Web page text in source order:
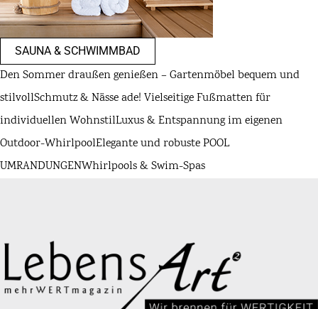
SAUNA & SCHWIMMBAD
Den Sommer draußen genießen – Gartenmöbel bequem und
stilvollSchmutz & Nässe ade! Vielseitige Fußmatten für
individuellen WohnstilLuxus & Entspannung im eigenen
Outdoor-WhirlpoolElegante und robuste POOL
UMRANDUNGENWhirlpools & Swim-Spas